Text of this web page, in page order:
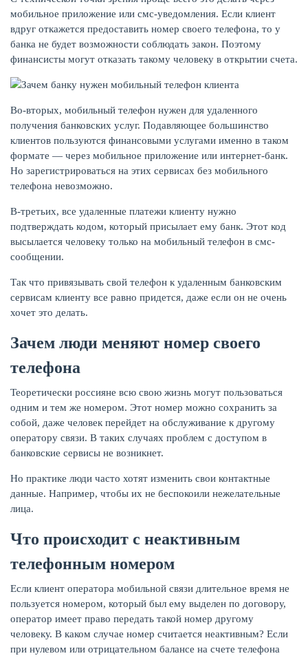
мобильное приложение или смс-уведомления. Если клиент
вдруг откажется предоставить номер своего телефона, то у
банка не будет возможности соблюдать закон. Поэтому
финансисты могут отказать такому человеку в открытии счета.
Во-вторых, мобильный телефон нужен для удаленного
получения банковских услуг. Подавляющее большинство
клиентов пользуются финансовыми услугами именно в таком
формате — через мобильное приложение или интернет-банк.
Но зарегистрироваться на этих сервисах без мобильного
телефона невозможно.
В-третьих, все удаленные платежи клиенту нужно
подтверждать кодом, который присылает ему банк. Этот код
высылается человеку только на мобильный телефон в смс-
сообщении.
Так что привязывать свой телефон к удаленным банковским
сервисам клиенту все равно придется, даже если он не очень
хочет это делать.
Зачем люди меняют номер своего
телефона
Теоретически россияне всю свою жизнь могут пользоваться
одним и тем же номером. Этот номер можно сохранить за
собой, даже человек перейдет на обслуживание к другому
оператору связи. В таких случаях проблем с доступом в
банковские сервисы не возникнет.
Но практике люди часто хотят изменить свои контактные
данные. Например, чтобы их не беспокоили нежелательные
лица.
Что происходит с неактивным
телефонным номером
Если клиент оператора мобильной связи длительное время не
пользуется номером, который был ему выделен по договору,
оператор имеет право передать такой номер другому
человеку. В каком случае номер считается неактивным? Если
при нулевом или отрицательном балансе на счете телефона